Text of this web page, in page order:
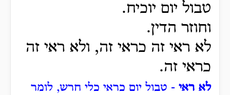
טבול יום יוכיח.
וחוזר הדין.
לא ראי זה כראי זה, ולא ראי זה
כראי זה.
לא ראי - טבול יום כראי כלי חרש, לומר